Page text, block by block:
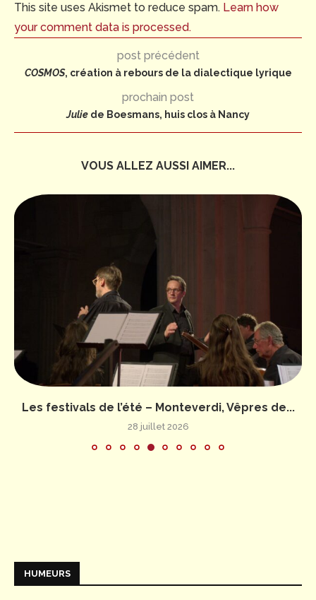
This site uses Akismet to reduce spam. Learn how
your comment data is processed.
post précédent
COSMOS, création à rebours de la dialectique lyrique
prochain post
Julie de Boesmans, huis clos à Nancy
VOUS ALLEZ AUSSI AIMER...
Les festivals de l’été – Monteverdi, Vêpres de...
28 juillet 2026
HUMEURS